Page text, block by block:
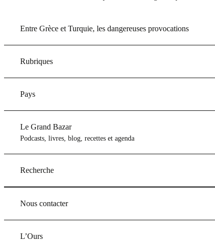
Entre Grèce et Turquie, les dangereuses provocations
Rubriques
Pays
Le Grand Bazar
Podcasts, livres, blog, recettes et agenda
Recherche
Nous contacter
L’Ours